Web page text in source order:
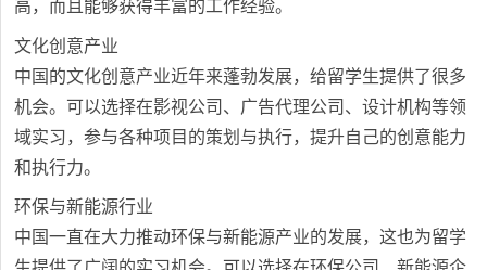
高，而且能够获得丰富的工作经验。
文化创意产业
中国的文化创意产业近年来蓬勃发展，给留学生提供了很多
机会。可以选择在影视公司、广告代理公司、设计机构等领
域实习，参与各种项目的策划与执行，提升自己的创意能力
和执行力。
环保与新能源行业
中国一直在大力推动环保与新能源产业的发展，这也为留学